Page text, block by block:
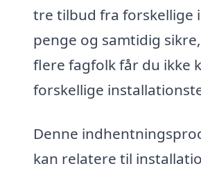
tre tilbud fra forskellige
penge og samtidig
flere fagfolk får du ikke
forskellige
Denne
kan relatere til